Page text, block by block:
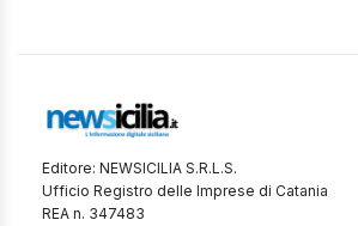
Editore: NEWSICILIA S.R.L.S.
Ufficio Registro delle Imprese di Catania
REA n. 347483